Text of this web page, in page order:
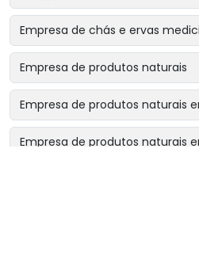
Empresa de chás e ervas
Empresa de produtos naturais
Empresa de produtos naturais
Empresa de produtos naturais